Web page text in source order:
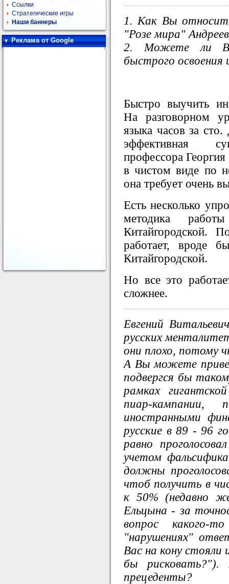
Ссылки
Стратегические игры
Наши баннеры
Реклама от Google
1. Как Вы
"Розе мира"
2. Можете ли Вы
быстрого освоения
Быстро выучить
На разговорном
языка часов за сто.
эффективная
профессора
в чистом виде по
она требует очень
Есть несколько
методика
Китайгородской.
работает, вроде
Китайгородской.
Но все это
сложнее.
Евгений
русских
они плохо, потому
А Вы можете
подвергся бы
рамках
пиар-кампании,
иностранными
русские в 89 - 96
равно
учетом
должны
чтоб получить в
к 50% (недавно
Ельцына - за
вопрос какого-
"нарушениях"
Вас на кону
бы
прецеденты?